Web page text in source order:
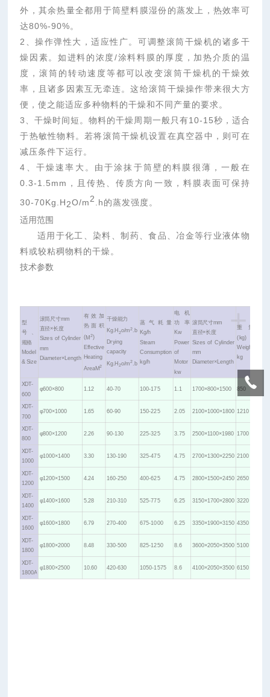
外，其余热量全都用于筒壁料膜湿份的蒸发上，热效率可
达80%-90%。
2、操作弹性大，适应性广。可调整滚筒干燥机的诸多干
燥因素。如进料的浓度/涂料料膜的厚度，加热介质的温
度，滚筒的转动速度等都可以改变滚筒干燥机的干燥效
率，且诸多因素互无牵连。这给滚筒干燥操作带来很大方
便，使之能适应多种物料的干燥和不同产量的要求。
3、干燥时间短。物料的干燥周期一般只有10-15秒，适合
于热敏性物料。若将滚筒干燥机设置在真空器中，则可在
减压条件下运行。
4、干燥速率大。由于涂抹于筒壁的料膜很薄，一般在
0.3-1.5mm，且传热、传质方向一致，料膜表面可保持
30-70Kg.H2O/m2 .h的蒸发强度。
适用范围
适用于化工、染料、制药、食品、冶金等行业液体物
料或较粘稠物料的干燥。
技术参数
+
型
号、
规格
Model
& Size
滚筒尺寸mm
直径×长度
Sizes of Cylinder
mm
Diameter×Length
有效加
热面积
(M2)
Effective
Heating
AreaM2
干燥能力
Kg.H2o/m2.b
Drying
capacity
Kg.H2o/m2.b
蒸气耗量
Kg/h
Steam
Consumption
kg/h
电机
功率
Kw
Power
of
Motor
kw
滚筒尺寸mm
直径×长度
Sizes of Cylinder
mm
Diameter×Length
重量
(kg)
Weight
kg
XDT-
600
φ600×800 1.12 40-70 100-175 1.1 1700×800×1500 850
XDT-
700
φ700×1000 1.65 60-90 150-225 2.05 2100×1000×1800 1210
XDT-
800
φ800×1200 2.26 90-130 225-325 3.75 2500×1100×1980 1700
XDT-
1000
φ1000×1400 3.30 130-190 325-475 4.75 2700×1300×2250 2100
XDT-
1200
φ1200×1500 4.24 160-250 400-625 4.75 2800×1500×2450 2650
XDT-
1400
φ1400×1600 5.28 210-310 525-775 6.25 3150×1700×2800 3220
XDT-
1600
φ1600×1800 6.79 270-400 675-1000 6.25 3350×1900×3150 4350
XDT-
1800
φ1800×2000 8.48 330-500 825-1250 8.6 3600×2050×3500 5100
XDT-
1800A
φ1800×2500 10.60 420-630 1050-1575 8.6 4100×2050×3500 6150
号
代
代
浸
DT-
筒；